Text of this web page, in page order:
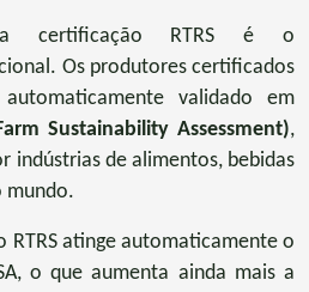
certificação RTRS é o
Os produtores certificados
validado em
Sustainability Assessment),
indústrias de alimentos, bebidas
mundo.
atinge automaticamente o
o que aumenta ainda mais a